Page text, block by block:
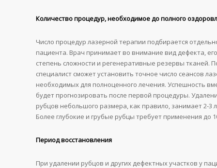
Количество процедур, необходимое до полного
Число процедур лазерной терапии подбирается
пациента. Врач принимает во внимание вид дефекта,
степень сложности и регенеративные резервы тканей.
специалист сможет установить точное число сеансов
необходимых для полноценного лечения. Успешность
будет прогнозировать после первой процедуры.
рубцов небольшого размера, как правило, занимает 2-3
Более глубокие и грубые рубцы требует применения до
Период восстановления
При удалении рубцов и других дефектных участков у